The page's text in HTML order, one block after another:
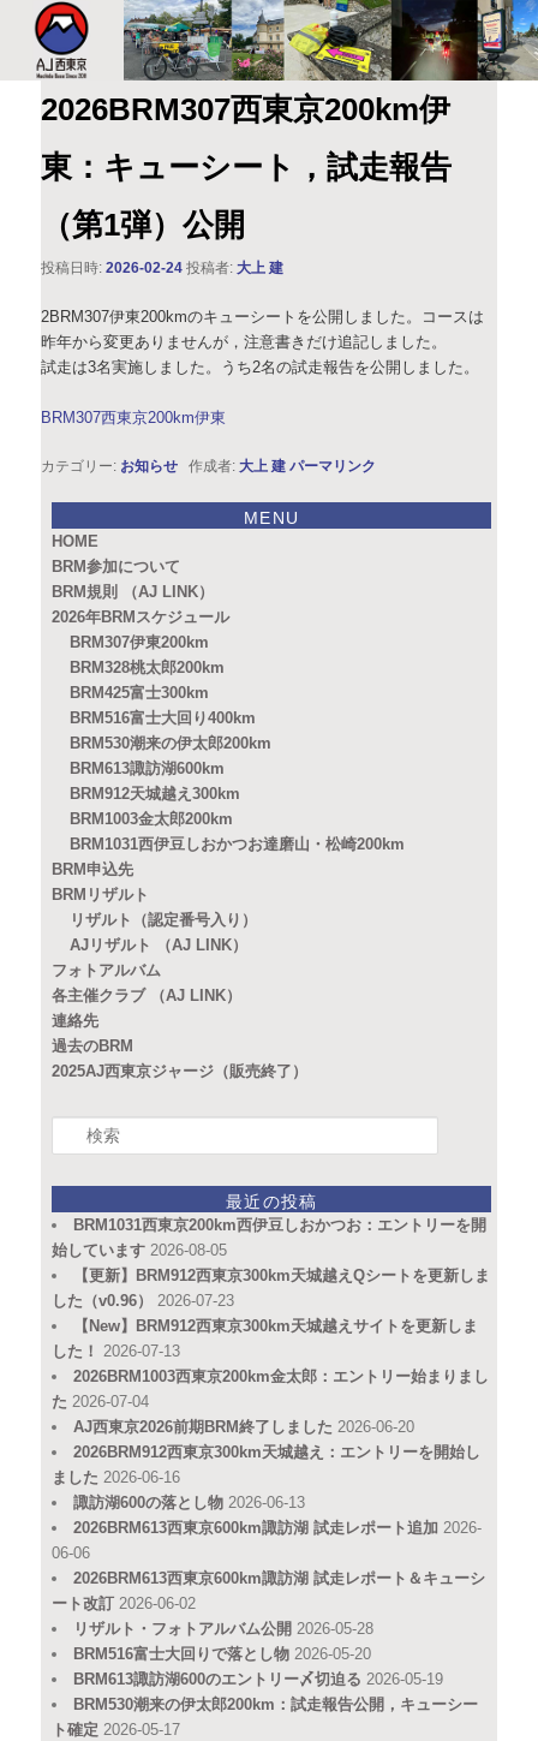
AJ西東京
このサイトは、オダックスジャパン西東京主催のブルベ情報を発信していま
す。XServer
2026BRM307西東京200km伊
東：キューシート，試走報告
（第1弾）公開
投稿日時:2026-02-24 投稿者:大上 建
2BRM307伊東200kmのキューシートを公開しました。コースは
昨年から変更ありませんが，注意書きだけ追記しました。
試走は3名実施しました。うち2名の試走報告を公開しました。
BRM307西東京200km伊東
カテゴリー: お知らせ 作成者:大上 建 パーマリンク
MENU
HOME
BRM参加について
BRM規則 （AJ LINK）
2026年BRMスケジュール
BRM307伊東200km
BRM328桃太郎200km
BRM425富士300km
BRM516富士大回り400km
BRM530潮来の伊太郎200km
BRM613諏訪湖600km
BRM912天城越え300km
BRM1003金太郎200km
BRM1031西伊豆しおかつお達磨山・松崎200km
BRM申込先
BRMリザルト
リザルト（認定番号入り）
AJリザルト （AJ LINK）
フォトアルバム
各主催クラブ （AJ LINK）
連絡先
過去のBRM
2025AJ西東京ジャージ（販売終了）
索
最近の投稿
BRM1031西東京200km西伊豆しおかつお：エントリーを開
始しています 2026-08-05
【更新】BRM912西東京300km天城越えQシートを更新しま
した（v0.96）
2026-07-23
【New】BRM912西東京300km天城越えサイトを更新しま
した！ 2026-07-13
2026BRM1003西東京200km金太郎：エントリー始まりまし
た 2026-07-04
AJ西東京2026前期BRM終了しました 2026-06-20
2026BRM912西東京300km天城越え：エントリーを開始し
ました 2026-06-16
諏訪湖600の落とし物 2026-06-13
2026BRM613西東京600km諏訪湖 試走レポート追加 2026-
06-06
2026BRM613西東京600km諏訪湖 試走レポート＆キューシ
ート改訂 2026-06-02
リザルト・フォトアルバム公開 2026-05-28
BRM516富士大回りで落とし物 2026-05-20
BRM613諏訪湖600のエントリー〆切迫る 2026-05-19
BRM530潮来の伊太郎200km：試走報告公開，キューシー
ト確定 2026-05-17